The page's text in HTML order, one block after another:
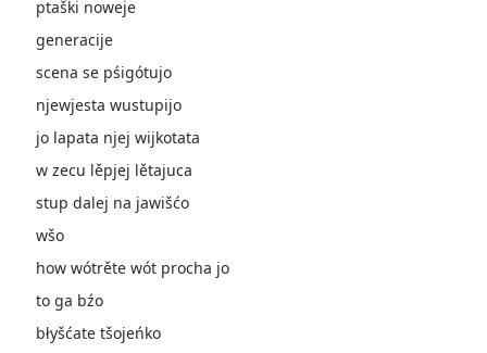
ptaški noweje
generacije
scena se pśigótujo
njewjesta wustupijo
jo lapata njej wijkotata
w zecu lěpjej lětajuca
stup dalej na jawišćo
wšo
how wótrěte wót procha jo
to ga bźo
błyšćate tšojeńko